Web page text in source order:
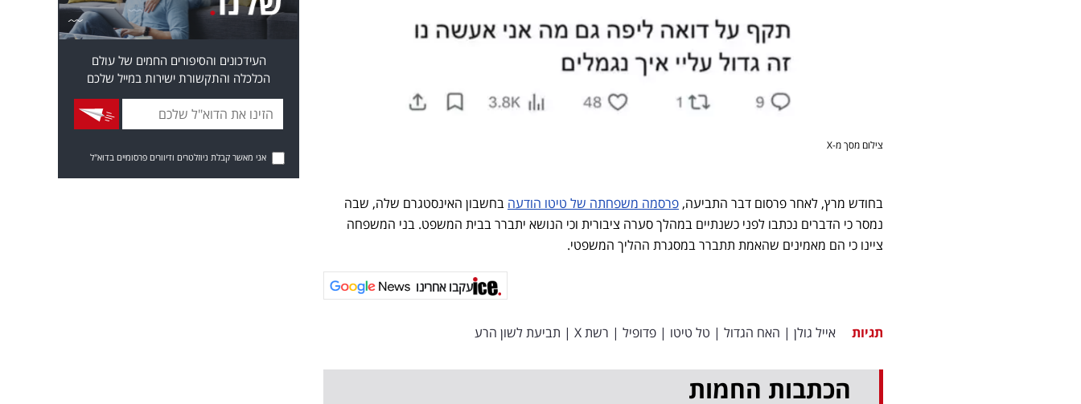
צילום מסך מ-X
בחודש מרץ, לאחר פרסום דבר התביעה, פרסמה משפחתה של טיטו הודעה בחשבון האינסטגרם שלה, שבה
נמסר כי הדברים נכתבו לפני כשנתיים במהלך סערה ציבורית וכי הנושא יתברר בבית המשפט. בני המשפחה
ציינו כי הם מאמינים שהאמת תתברר במסגרת ההליך המשפטי.
עקבו אחרינו
תגיות אייל גולן | האח הגדול | טל טיטו | פדופיל | רשת X | תביעת לשון הרע
הכתבות החמות
העידכונים והסיפורים החמים של עולם
הכלכלה והתקשורת ישירות במייל שלכם
אני מאשר קבלת ניוזלטרים ודיוורים פרסומיים בדוא"ל